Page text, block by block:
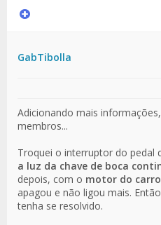
GabTibolla
Adicionando mais
membros...
Troquei o interruptor do pedal
a luz da chave de boca
depois, com o motor do
apagou e não ligou mais.
tenha se resolvido.